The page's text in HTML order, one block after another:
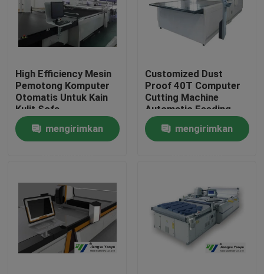
Tentang kami
Tur Pabrik
Kontrol kualitas
Hubungi kami
Mesin Pemotong Mati Hidrolik
Mesin Cut Cut Die Hidrolik
High Efficiency Mesin
Pemotong Komputer
Otomatis Untuk Kain
Kulit Sofa
mengirimkan
Customized Dust
Proof 40T Computer
Cutting Machine
Automatic Feeding
System
mengirimkan